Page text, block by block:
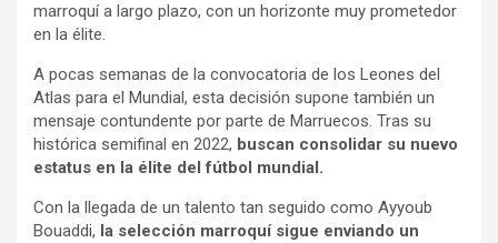
marroquí a largo plazo, con un horizonte muy prometedor
en la élite.
A pocas semanas de la convocatoria de los Leones del
Atlas para el Mundial, esta decisión supone también un
mensaje contundente por parte de Marruecos. Tras su
histórica semifinal en 2022, buscan consolidar su nuevo
estatus en la élite del fútbol mundial.
Con la llegada de un talento tan seguido como Ayyoub
Bouaddi, la selección marroquí sigue enviando un